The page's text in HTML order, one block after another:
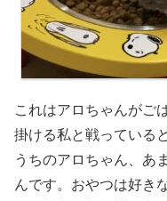
これはアロちゃんがご
掛ける私と戦っている
うちのアロちゃん、あ
んです。おやつは好き